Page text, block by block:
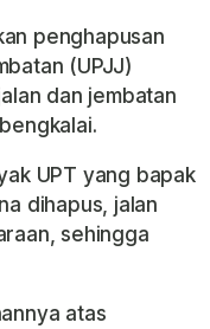
penghapusan
(UPJJ)
dan jembatan
UPT yang bapak
dihapus, jalan
sehingga
atas